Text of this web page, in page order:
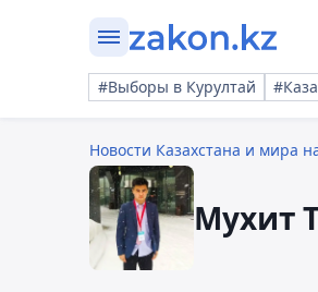
#Выборы в Курултай
Новости Казахстана и мира
Мухит